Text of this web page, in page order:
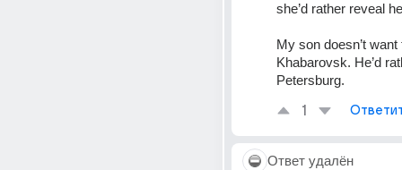
she’d rather reveal
My son doesn’t want
Khabarovsk. He’d
Petersburg.
1
Ответ удалён